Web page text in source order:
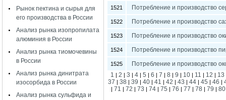
Рынок пектина и сырья для
его производства в России
Анализ рынка изопропилата
алюминия в России
Анализ рынка тиомочевины
в России
Анализ рынка динитрата
изосорбида в России
Анализ рынка сульфида и
1521 Потребление и производство
1522 Потребление и производство
1523 Потребление и производство
1524 Потребление и производство
1525
Потребление и производство
1 |2 |3 |4 |5 |6 |7 |8 |9 | 10 | 11 | 12 | 13
37 |38 |39 |40 |41 |42 |43 |44 |45 |46 |
| 71 | 72 | 73 | 74 | 75 | 76 | 77 | 78 | 79 | 80